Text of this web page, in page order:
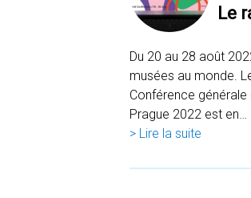
Le
Du 20 au 28 août
musées au monde.
Conférence générale
Prague 2022 est en…
> Lire la suite